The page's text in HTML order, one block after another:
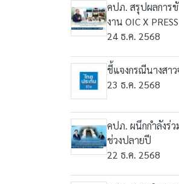
คปภ. สรุปผลการ
งาน OIC X PRESS
24 ธ.ค. 2568
ชี้แจงกรณีนางสา
23 ธ.ค. 2568
คปภ. ผนึกกำลังร่
ช่วงปลายปี
22 ธ.ค. 2568